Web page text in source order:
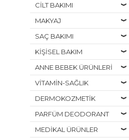
CİLT BAKIMI
MAKYAJ
SAÇ BAKIMI
KİŞİSEL BAKIM
ANNE BEBEK ÜRÜNLERİ
VİTAMİN-SAĞLIK
DERMOKOZMETİK
PARFÜM DEODORANT
MEDİKAL ÜRÜNLER